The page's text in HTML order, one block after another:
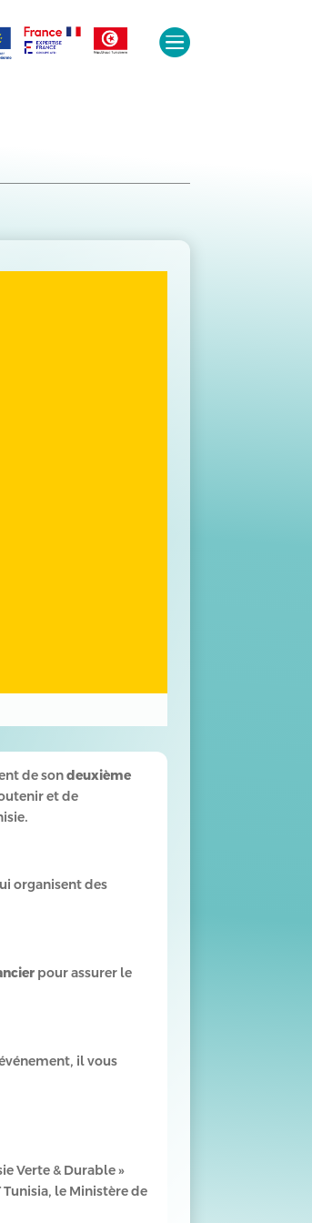

de sondeuxième
et de
organisent des
pour assurer le
il vous
Verte & Durable »
le Ministère de